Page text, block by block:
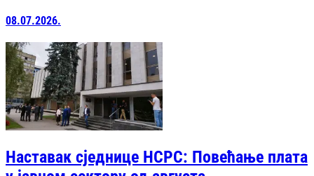
08.07.2026.
Наставак сједнице НСРС: Повећање плата